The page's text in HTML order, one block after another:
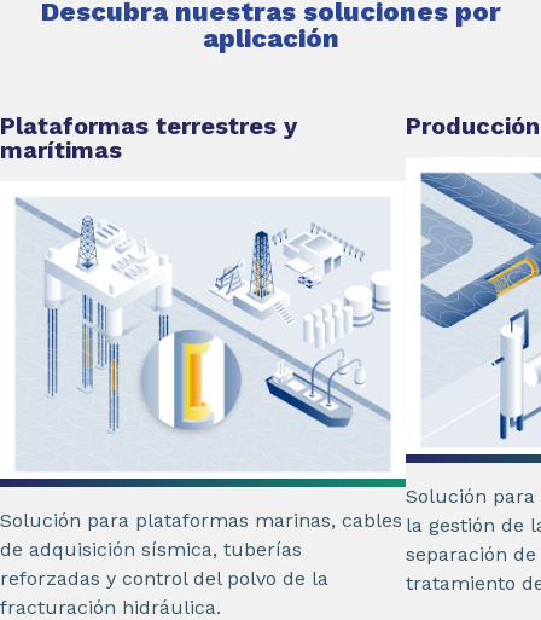
Descubra nuestras soluciones por
aplicación
Plataformas terrestres y
marítimas
Solución para plataformas marinas, cables
de adquisición sísmica, tuberías
reforzadas y control del polvo de la
fracturación hidráulica.
Solución
la gestión de
separación
tratamiento